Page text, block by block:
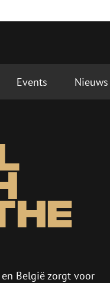
Glasvezel
Glasvezel
Ontmanteling
Events Nieuws
België zorgt voor